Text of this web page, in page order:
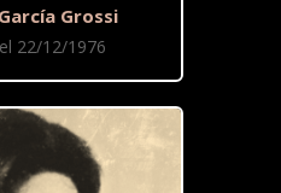
Grossi
22/12/1976